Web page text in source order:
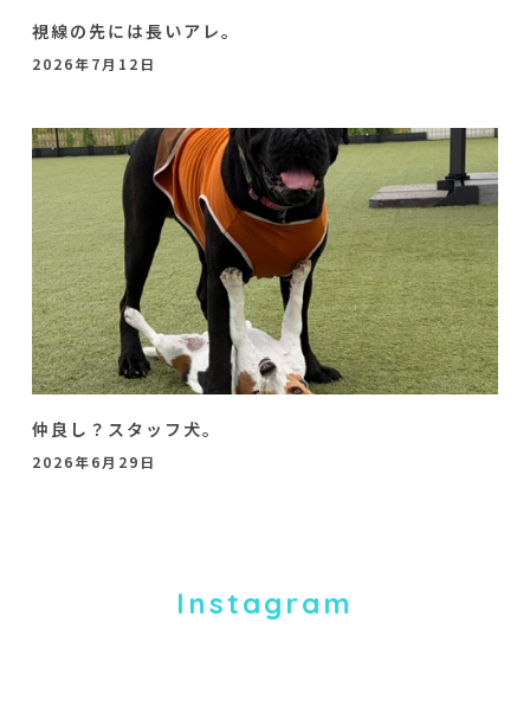
視線の先には長いアレ。
2026年7月12日
仲良し？スタッフ犬。
2026年6月29日
Instagram